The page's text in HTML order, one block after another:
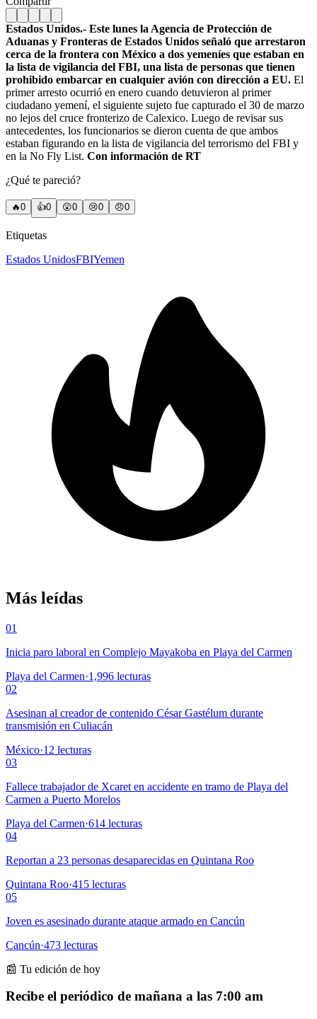
Estados Unidos.- Este lunes la Agencia de Protección de
Aduanas y Fronteras de Estados Unidos señaló que arrestaron
cerca de la frontera con México a dos yemeníes que estaban en
la lista de vigilancia del FBI, una lista de personas que tienen
prohibido embarcar en cualquier avión con dirección a EU. El
primer arresto ocurrió en enero cuando detuvieron al primer
ciudadano yemení, el siguiente sujeto fue capturado el 30 de marzo
no lejos del cruce fronterizo de Calexico. Luego de revisar sus
antecedentes, los funcionarios se dieron cuenta de que ambos
estaban figurando en la lista de vigilancia del terrorismo del FBI y
en la No Fly List. Con información de RT
¿Qué te pareció?
🔥0 👍0 😲0 😢0 😠0
Etiquetas
Estados UnidosFBIYemen
Más leídas
01
Inicia paro laboral en Complejo Mayakoba en Playa del Carmen
Playa del Carmen·1,996 lecturas
02
Asesinan al creador de contenido César Gastélum durante
transmisión en Culiacán
México·12 lecturas
03
Fallece trabajador de Xcaret en accidente en tramo de Playa del
Carmen a Puerto Morelos
Playa del Carmen·614 lecturas
04
Reportan a 23 personas desaparecidas en Quintana Roo
Quintana Roo·415 lecturas
05
Joven es asesinado durante ataque armado en Cancún
Cancún·473 lecturas
📰 Tu edición de hoy
Recibe el periódico de mañana a las 7:00 am